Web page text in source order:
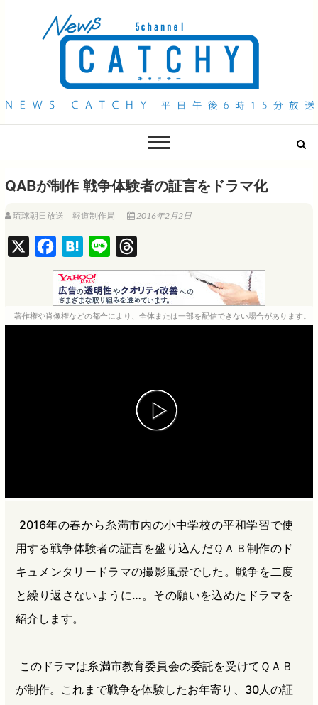
QAB NEWS Headline
QABが制作 戦争体験者の証言をドラマ化
琉球朝日放送 報道制作局 2016年2月2日
a
c
e
H
a
t
e
i
n
e
h
r
e
著作権や肖像権などの都合により、全体または一部を配信できない場合があります。
2016年の春から糸満市内の小中学校の平和学習で使
用する戦争体験者の証言を盛り込んだＱＡＢ制作のド
キュメンタリードラマの撮影風景でした。戦争を二度
と繰り返さないように…。その願いを込めたドラマを
紹介します。
このドラマは糸満市教育委員会の委託を受けてＱＡＢ
が制作。これまで戦争を体験したお年寄り、30人の証